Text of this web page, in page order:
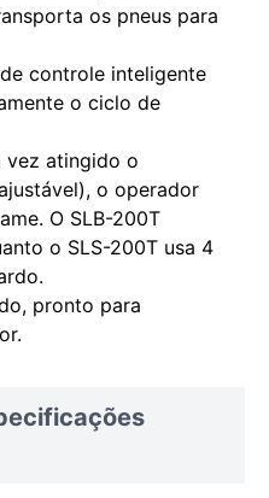
os pneus para
controle inteligente
o ciclo de
vez atingido o
o operador
O SLB-200T
o SLS-200T usa 4
pronto para